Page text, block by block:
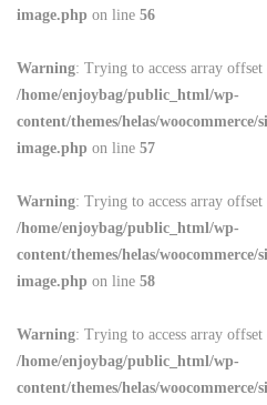
image.php on line 56
Warning: Trying to access array
/home/enjoybag/public_html/wp-
content/themes/helas/
image.php on line 57
Warning: Trying to access array
/home/enjoybag/public_html/wp-
content/themes/helas/
image.php on line 58
Warning: Trying to access array
/home/enjoybag/public_html/wp-
content/themes/helas/